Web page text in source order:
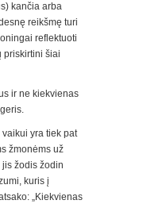
kančia arba
reikšmę turi
reflektuoti
priskirtini šiai
ir ne kiekvienas
yra tiek pat
žmonėms už
žodis žodin
kuris į
„Kiekvienas